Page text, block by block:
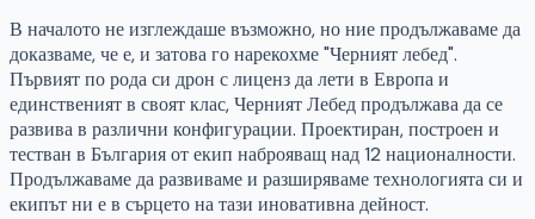
В началото не изглеждаше възможно, но ние продължаваме да
доказваме, че е, и затова го нарекохме "Черният лебед".
Първият по рода си дрон с лиценз да лети в Европа и
единственият в своят клас, Черният Лебед продължава да се
развива в различни конфигурации. Проектиран, построен и
тестван в България от екип наброяващ над 12 националности.
Продължаваме да развиваме и разширяваме технологията си и
екипът ни е в сърцето на тази иновативна дейност.